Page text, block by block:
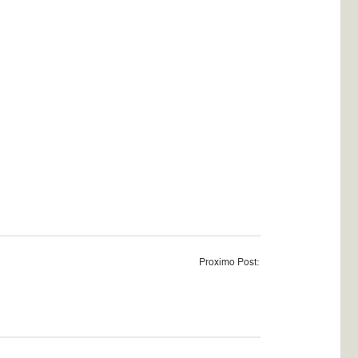
Proximo Post: